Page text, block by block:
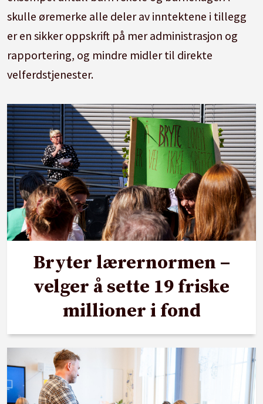
skulle øremerke alle deler av inntektene i tillegg
er en sikker oppskrift på mer administrasjon og
rapportering, og mindre midler til direkte
velferdstjenester.
Bryter lærernormen –
velger å sette 19 friske
millioner i fond